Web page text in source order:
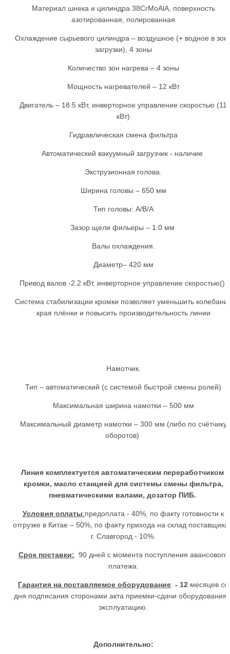
Материал шнека и цилиндра 38CrMoAlA, поверхность
азотированная, полированная
Охлаждение сырьевого цилиндра – воздушное (+ водное в
загрузки), 4 зоны
Количество зон нагрева – 4 зоны
Мощность нагревателей – 12 кВт
Двигатель – 18.5 кВт, инверторное управление скоростью (11
кВт)
Гидравлическая смена фильтра
Автоматический вакуумный загрузчик - наличие
Экструзионная голова.
Ширина головы – 650 мм
Тип головы: A/B/А
Зазор щели фильеры – 1.0 мм
Валы охлаждения.
Диаметр– 420 мм
Привод валов -2.2 кВт, инверторное управление скоростью()
Система стабилизации кромки позволяет уменьшить
края плёнки и повысить производительность линии
Намотчик.
Тип – автоматический (с системой быстрой смены ролей)
Максимальная ширина намотки – 500 мм
Максимальный диаметр намотки – 300 мм (либо по счётчику
оборотов)
Линия комплектуется автоматическим переработчиком
кромки, масло станцией для системы смены фильтра,
пневматическими валами, дозатор ПИБ.
Условия оплаты:предоплата - 40%, по факту готовности к
отгрузке в Китае – 50%, по факту прихода на склад поставщика
г. Славгород - 10%.
Срок поставки: 90 дней с момента поступления авансового
платежа.
Гарантия на поставляемое оборудование: - 12 месяцев со
дня подписания сторонами акта приемки-сдачи оборудования
эксплуатацию.
Дополнительно: